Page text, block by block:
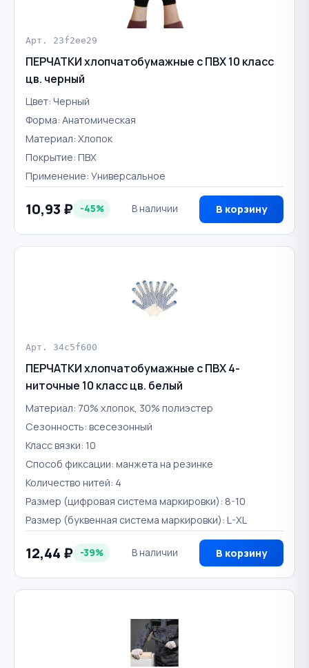
Арт. 23f2ee29
ПЕРЧАТКИ хлопчатобумажные с ПВХ 10 класс
цв. черный
Цвет: Черный
Форма: Анатомическая
Материал: Хлопок
Покрытие: ПВХ
Применение: Универсальное
10,93 ₽ -45% В наличии В корзину
Арт. 34c5f600
ПЕРЧАТКИ хлопчатобумажные с ПВХ 4-
ниточные 10 класс цв. белый
Материал: 70% хлопок, 30% полиэстер
Сезонность: всесезонный
Класс вязки: 10
Способ фиксации: манжета на резинке
Количество нитей: 4
Размер (цифровая система маркировки): 8-10
Размер (буквенная система маркировки): L-XL
12,44 ₽ -39% В наличии В корзину